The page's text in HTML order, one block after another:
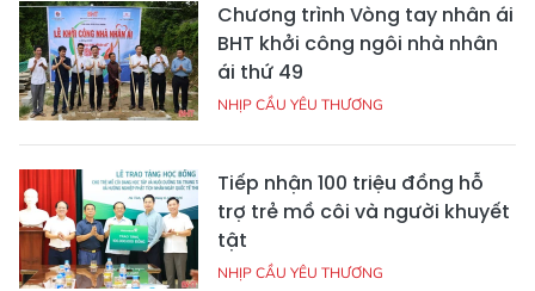
Chương trình Vòng tay nhân ái
BHT khởi công ngôi nhà nhân
ái thứ 49
NHỊP CẦU YÊU THƯƠNG
Tiếp nhận 100 triệu đồng hỗ
trợ trẻ mồ côi và người khuyết
tật
NHỊP CẦU YÊU THƯƠNG